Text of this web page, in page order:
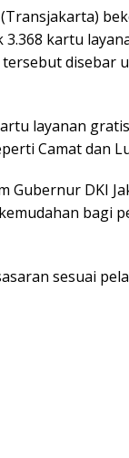
kartu
disebar
layanan
Camat dan
Gubernur DKI
bagi
sesuai